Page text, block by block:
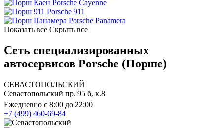
Porsche Cayenne
Porsche 911
Porsche Panamera
Показать все Скрыть все
Сеть специализированных
автосервисов Porsche (Порше)
СЕВАСТОПОЛЬСКИЙ
Севастопольский пр. 95 б, к.8
Ежедневно с 8:00 до 22:00
+7 (499) 460-69-84